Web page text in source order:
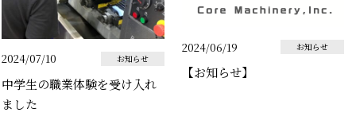
2024/07/10 お知らせ
中学生の職業体験を受け入れ
ました
2024/06/19 お知らせ
【お知らせ】